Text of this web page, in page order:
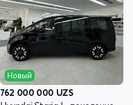
Новый
762 000 000 UZS